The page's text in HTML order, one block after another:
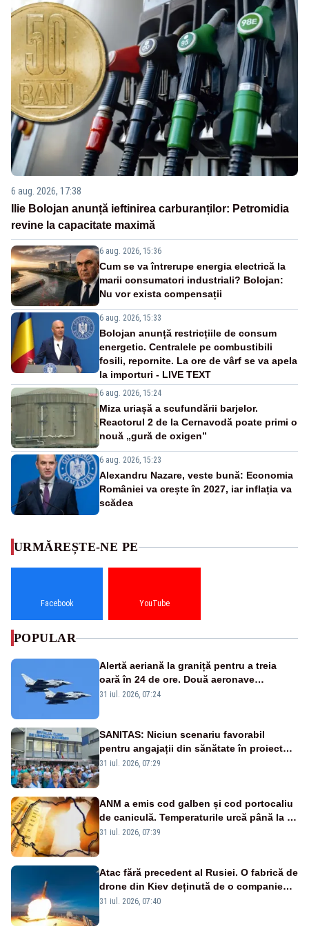
6 aug. 2026, 17:38
Ilie Bolojan anunță ieftinirea carburanților: Petromidia
revine la capacitate maximă
6 aug. 2026, 15:36
Cum se va întrerupe energia electrică la
marii consumatori industriali? Bolojan:
Nu vor exista compensații
6 aug. 2026, 15:33
Bolojan anunță restricțiile de consum
energetic. Centralele pe combustibili
fosili, repornite. La ore de vârf se va apela
la importuri - LIVE TEXT
6 aug. 2026, 15:24
Miza uriașă a scufundării barjelor.
Reactorul 2 de la Cernavodă poate primi o
nouă „gură de oxigen”
6 aug. 2026, 15:23
Alexandru Nazare, veste bună: Economia
României va crește în 2027, iar inflația va
scădea
URMĂREȘTE-NE PE
Facebook YouTube
POPULAR
Alertă aeriană la graniță pentru a treia
oară în 24 de ore. Două aeronave
Eurofighter britanice au fost ridicate de la
31 iul. 2026, 07:24
SANITAS: Niciun scenariu favorabil
pentru angajații din sănătate în proiectul
Legii salarizării
31 iul. 2026, 07:29
ANM a emis cod galben și cod portocaliu
de caniculă. Temperaturile urcă până la 38
de grade, iar nopțile devin tropicale
31 iul. 2026, 07:39
Atac fără precedent al Rusiei. O fabrică de
drone din Kiev deținută de o companie
americană, distrusă de o rachetă
31 iul. 2026, 07:40